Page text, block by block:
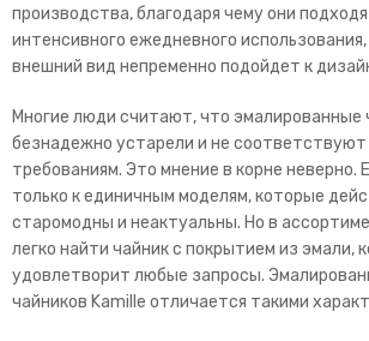
производства, благодаря чему они
интенсивного ежедневного
внешний вид непременно подойдет к
Многие люди считают, что эмалированные
безнадежно устарели и не
требованиям. Это мнение в корне неверно.
только к единичным моделям, которые
старомодны и неактуальны. Но в
легко найти чайник с покрытием из эмали,
удовлетворит любые запросы.
чайников Kamille отличается такими